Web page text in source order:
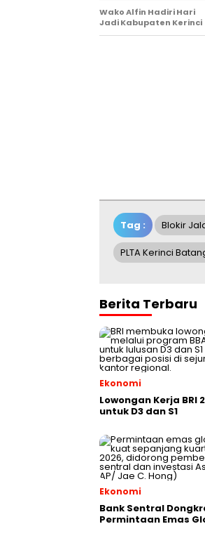
Wako Alfin Hadiri Hari
Jadi Kabupaten Kerinci
Tag : Blokir
PLTA Kerinci
Berita Terbaru
Ekonomi
Lowongan Kerja BRI
untuk D3 dan S1
Ekonomi
Bank Sentral
Permintaan Emas